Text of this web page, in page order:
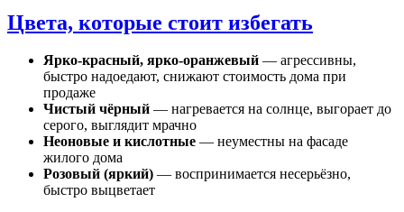
Цвета, которые стоит избегать
Ярко-красный, ярко-оранжевый — агрессивны,
быстро надоедают, снижают стоимость дома при
продаже
Чистый чёрный — нагревается на солнце, выгорает до
серого, выглядит мрачно
Неоновые и кислотные — неуместны на фасаде
жилого дома
Розовый (яркий) — воспринимается несерьёзно,
быстро выцветает